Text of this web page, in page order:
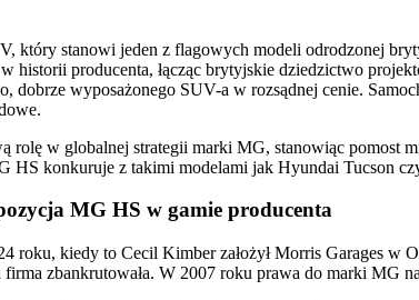
który stanowi jeden z flagowych modeli odrodzonej
historii producenta, łącząc brytyjskie dziedzictwo
dobrze wyposażonego SUV-a w rozsądnej cenie.
rolę w globalnej strategii marki MG, stanowiąc pomost
konkuruje z takimi modelami jak Hyundai Tucson
MG HS w gamie producenta
roku, kiedy to Cecil Kimber założył Morris Garages w
zbankrutowała. W 2007 roku prawa do marki MG